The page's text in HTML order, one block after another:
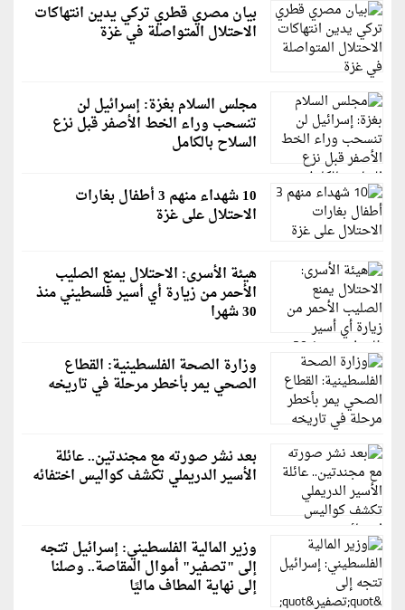
بيان مصري قطري تركي يدين انتهاكات
الاحتلال المتواصلة في غزة
مجلس السلام بغزة: إسرائيل لن
تنسحب وراء الخط الأصفر قبل نزع
السلاح بالكامل
10 شهداء منهم 3 أطفال بغارات
الاحتلال على غزة
هيئة الأسرى: الاحتلال يمنع الصليب
الأحمر من زيارة أي أسير فلسطيني منذ
30 شهرا
وزارة الصحة الفلسطينية: القطاع
الصحي يمر بأخطر مرحلة في تاريخه
بعد نشر صورته مع مجندتين.. عائلة
الأسير الدريملي تكشف كواليس اختفائه
وزير المالية الفلسطيني: إسرائيل تتجه
إلى "تصفير" أموال المقاصة.. وصلنا
إلى نهاية المطاف ماليًا